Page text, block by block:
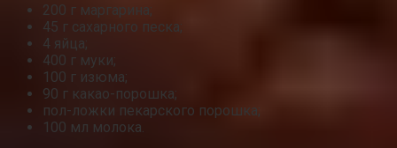
200 г маргарина;
45 г сахарного песка;
4 яйца;
400 г муки;
100 г изюма;
90 г какао-порошка;
пол-ложки пекарского порошка;
100 мл молока.